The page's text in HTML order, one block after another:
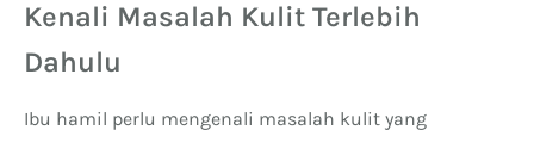
Kenali Masalah Kulit Terlebih
Dahulu
Ibu hamil perlu mengenali masalah kulit yang